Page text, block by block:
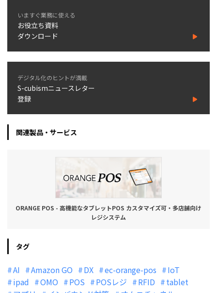
いますぐ業務に使える
お役立ち資料
ダウンロード
デジタル化のヒントが満載
S-cubismニュースレター
登録
関連製品・サービス
ORANGE POS - 高機能なタブレットPOS カスタマイズ可・多店舗向け
レジシステム
タグ
AI Amazon GO DX ec-orange-pos
IoT
ipad
OMO POS POSレジ RFID
tablet